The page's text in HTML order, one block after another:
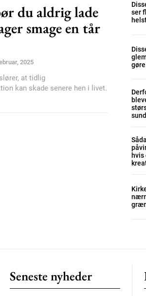
Plans
/ year
Orci varius natoque dolor
du aldrig lade
smage en tår
2025
at tidlig
kan skade senere hen i livet.
ser
hvis
Seneste nyheder